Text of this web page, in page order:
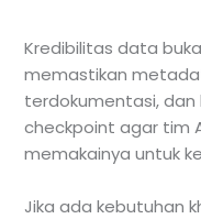
Kredibilitas data
memastikan
terdokumentasi, dan
checkpoint agar tim
memakainya untuk
Jika ada kebutuhan